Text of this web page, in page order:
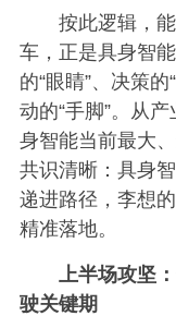
按此逻辑，
车，正是具身智
的“眼睛”、决策的
动的“手脚”。从
身智能当前最大
共识清晰：具身
递进路径，李想
精准落地。
上半场攻坚
驶关键期